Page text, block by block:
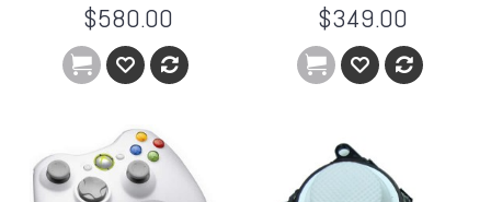
$580.00 $349.00